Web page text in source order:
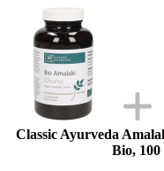
Classic Ayurveda
Bio, 100